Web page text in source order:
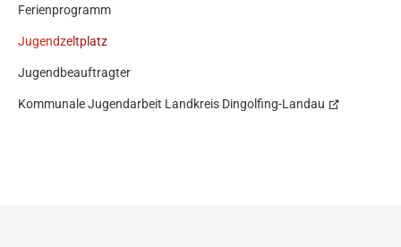
Ferienprogramm
Jugendzeltplatz
Jugendbeauftragter
Kommunale Jugendarbeit Landkreis Dingolfing-Landau